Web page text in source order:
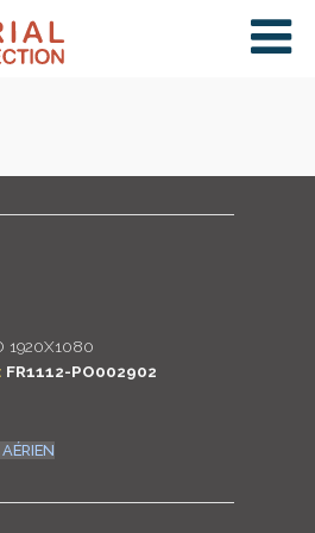
×
1920X1080
FR1112-PO002902
AÉRIEN